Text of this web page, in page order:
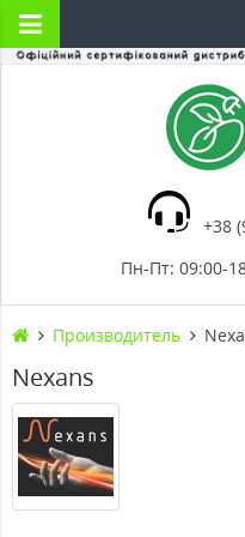
+38
Пн-Пт: 09:00-
Производитель
Nexans